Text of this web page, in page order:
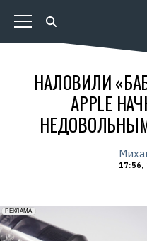
НАЛОВИЛИ
APPLE
17:56,
erid: 2VfnxxmNzs5
РЕКЛАМА